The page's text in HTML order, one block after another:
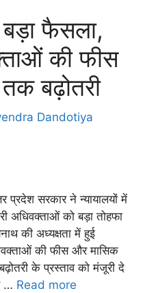
फैसला,
की फीस
बढ़ोतरी
Dandotiya
सरकार ने न्यायालयों में
अधिवक्ताओं को बड़ा तोहफा
की अध्यक्षता में हुई
की फीस और मासिक
के प्रस्ताव को मंजूरी दे
… Read more